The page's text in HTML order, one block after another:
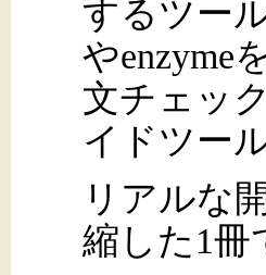
するツー
やenzyme
文チェッ
イドツー
リアルな
縮した1冊